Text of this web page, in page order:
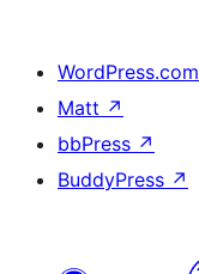
WordPress.com
Matt ↗
bbPress ↗
BuddyPress ↗